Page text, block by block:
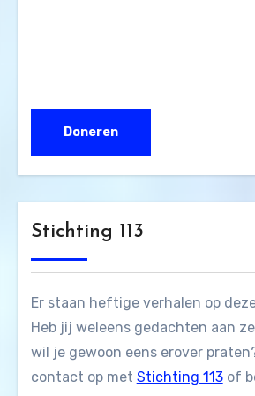
Stichting 113
Er staan heftige verhalen op
Heb jij weleens gedachten aan
wil je gewoon eens erover
contact op met Stichting 113of